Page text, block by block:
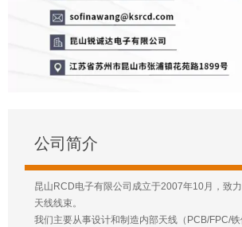
公司简介
昆山RCD电子有限公司成立于2007年10月，致
天线线束。
我们主要从事设计和制造内部天线（PCB/FPC/铁